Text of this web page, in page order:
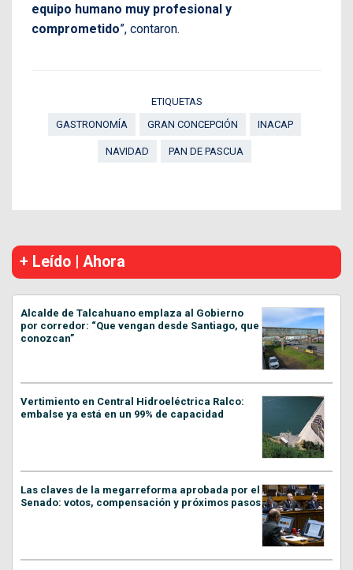
equipo humano muy profesional y
comprometido”, contaron.
ETIQUETAS
GASTRONOMÍA
GRAN CONCEPCIÓN INACAP
NAVIDAD PAN DE PASCUA
+ Leído | Ahora
Alcalde de Talcahuano emplaza al Gobierno
por corredor: “Que vengan desde Santiago, que
conozcan”
Vertimiento en Central Hidroeléctrica Ralco:
embalse ya está en un 99% de capacidad
Las claves de la megarreforma aprobada por el
Senado: votos, compensación y próximos pasos